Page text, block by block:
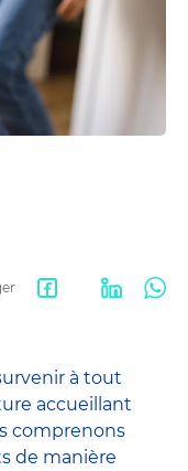
à tout
accueillant
comprenons
de manière